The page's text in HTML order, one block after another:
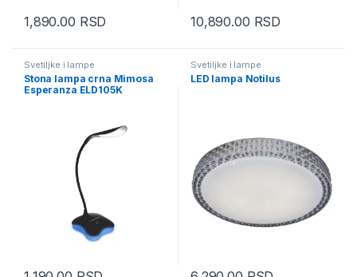
1,890.00 RSD 10,890.00 RSD
Svetiljke i lampe
Stona lampa crna Mimosa
Esperanza ELD105K
Svetiljke i lampe
LED lampa Notilus